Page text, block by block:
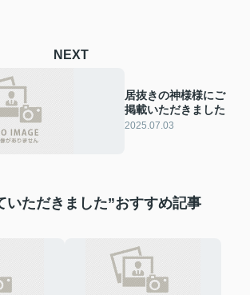
NEXT
居抜きの神様様にご
掲載いただきました
2025.07.03
いただきました”おすすめ記事